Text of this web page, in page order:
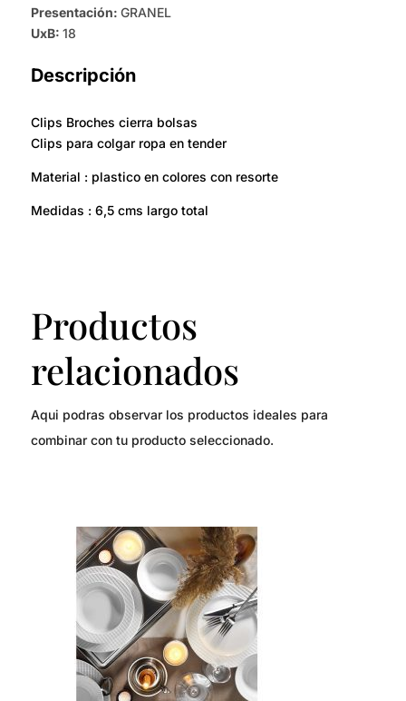
Presentación: GRANEL
UxB: 18
Descripción
Clips Broches cierra bolsas
Clips para colgar ropa en tender
Material : plastico en colores con resorte
Medidas : 6,5 cms largo total
Productos
relacionados
Aqui podras observar los productos ideales para
combinar con tu producto seleccionado.